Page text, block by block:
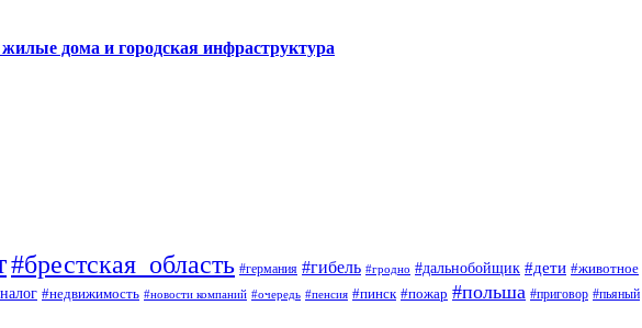
дома и городская инфраструктура
#брестская_область #германия #гибель #гродно #дальнобойщик #дети #животное
#недвижимость #новости компаний #очередь #пенсия #пинск #пожар #польша #приговор #пьяный